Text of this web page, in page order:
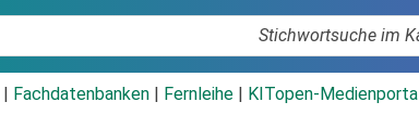
Fachdatenbanken Fernleihe KITopen-Medienportal